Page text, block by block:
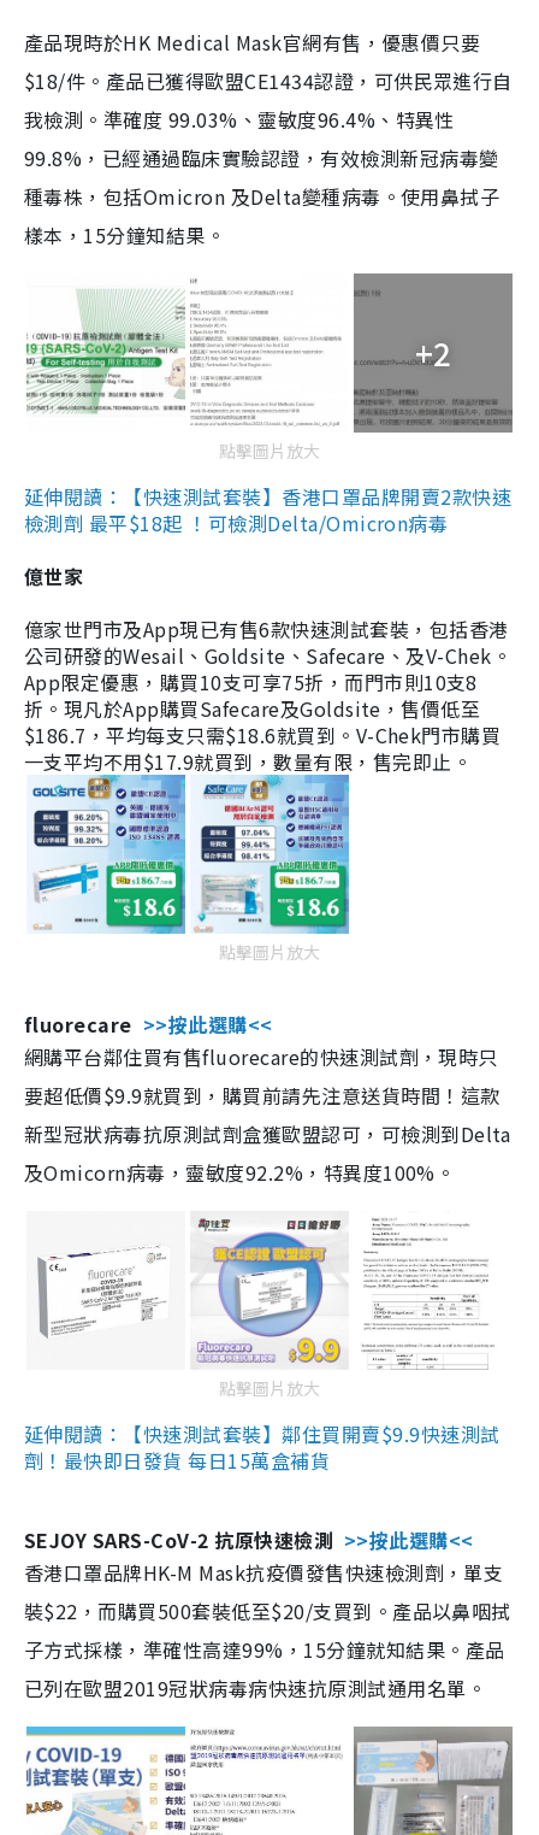
產品現時於HK Medical Mask官網有售，優惠價只要
$18/件。產品已獲得歐盟CE1434認證，可供民眾進行自
我檢測。準確度 99.03%、靈敏度96.4%、特異性
99.8%，已經通過臨床實驗認證，有效檢測新冠病毒變
種毒株，包括Omicron 及Delta變種病毒。使用鼻拭子
樣本，15分鐘知結果。
+2
點擊圖片放大
延伸閱讀：【快速測試套裝】香港口罩品牌開賣2款快速
檢測劑 最平$18起 ！可檢測Delta/Omicron病毒
億世家
億家世門市及App現已有售6款快速測試套裝，包括香港
公司研發的Wesail、Goldsite、Safecare、及V-Chek。
App限定優惠，購買10支可享75折，而門市則10支8
折。現凡於App購買Safecare及Goldsite，售價低至
$186.7，平均每支只需$18.6就買到。V-Chek門市購買
一支平均不用$17.9就買到，數量有限，售完即止。
點擊圖片放大
fluorecare >>按此選購<<
網購平台鄰住買有售fluorecare的快速測試劑，現時只
要超低價$9.9就買到，購買前請先注意送貨時間！這款
新型冠狀病毒抗原測試劑盒獲歐盟認可，可檢測到Delta
及Omicorn病毒，靈敏度92.2%，特異度100%。
點擊圖片放大
延伸閱讀：【快速測試套裝】鄰住買開賣$9.9快速測試
劑！最快即日發貨 每日15萬盒補貨
SEJOY SARS-CoV-2 抗原快速檢測 >>按此選購<<
香港口罩品牌HK-M Mask抗疫價發售快速檢測劑，單支
裝$22，而購買500套裝低至$20/支買到。產品以鼻咽拭
子方式採樣，準確性高達99%，15分鐘就知結果。產品
已列在歐盟2019冠狀病毒病快速抗原測試通用名單。